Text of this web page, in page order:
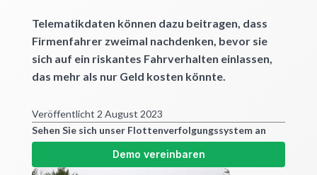
Telematikdaten können dazu beitragen, dass
Firmenfahrer zweimal nachdenken, bevor sie
sich auf ein riskantes Fahrverhalten einlassen,
das mehr als nur Geld kosten könnte.
Veröffentlicht 2 August 2023
Sehen Sie sich unser Flottenverfolgungssystem an
Demo vereinbaren